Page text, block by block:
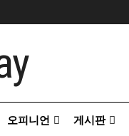
오피니언 게시판